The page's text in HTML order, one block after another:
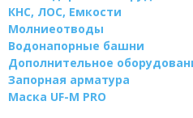
КНС, ЛОС, Емкости
Молниеотводы
Водонапорные башни
Дополнительное
Запорная арматура
Маска UF-M PRO